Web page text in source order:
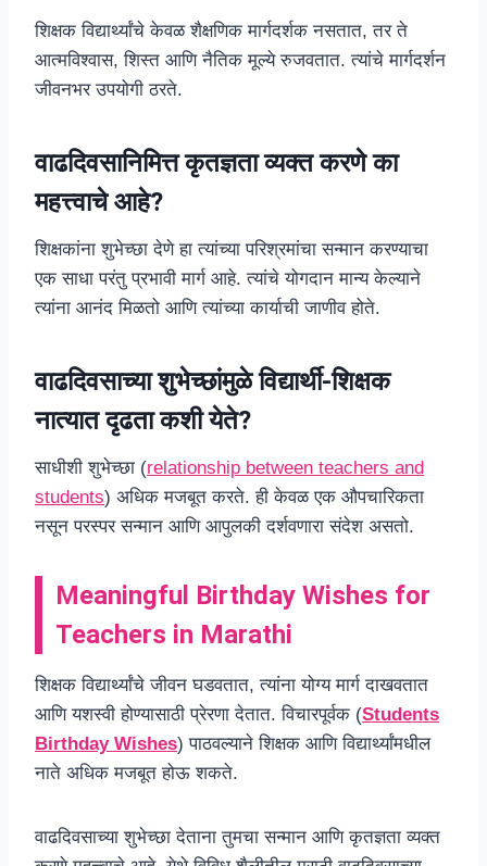
शिक्षक विद्यार्थ्यांचे केवळ शैक्षणिक मार्गदर्शक नसतात, तर ते
आत्मविश्वास, शिस्त आणि नैतिक मूल्ये रुजवतात. त्यांचे मार्गदर्शन
जीवनभर उपयोगी ठरते.
वाढदिवसानिमित्त कृतज्ञता व्यक्त करणे का
महत्त्वाचे आहे?
शिक्षकांना शुभेच्छा देणे हा त्यांच्या परिश्रमांचा सन्मान करण्याचा
एक साधा परंतु प्रभावी मार्ग आहे. त्यांचे योगदान मान्य केल्याने
त्यांना आनंद मिळतो आणि त्यांच्या कार्याची जाणीव होते.
वाढदिवसाच्या शुभेच्छांमुळे विद्यार्थी-शिक्षक
नात्यात दृढता कशी येते?
साधीशी शुभेच्छा (relationship between teachers and
students) अधिक मजबूत करते. ही केवळ एक औपचारिकता
नसून परस्पर सन्मान आणि आपुलकी दर्शवणारा संदेश असतो.
Meaningful Birthday Wishes for
Teachers in Marathi
शिक्षक विद्यार्थ्यांचे जीवन घडवतात, त्यांना योग्य मार्ग दाखवतात
आणि यशस्वी होण्यासाठी प्रेरणा देतात. विचारपूर्वक (Students
Birthday Wishes) पाठवल्याने शिक्षक आणि विद्यार्थ्यांमधील
नाते अधिक मजबूत होऊ शकते.
वाढदिवसाच्या शुभेच्छा देताना तुमचा सन्मान आणि कृतज्ञता व्यक्त